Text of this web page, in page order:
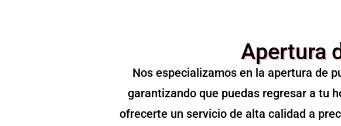
Apertura
Nos especializamos en la apertura de
garantizando que puedas regresar a tu
ofrecerte un servicio de alta calidad a